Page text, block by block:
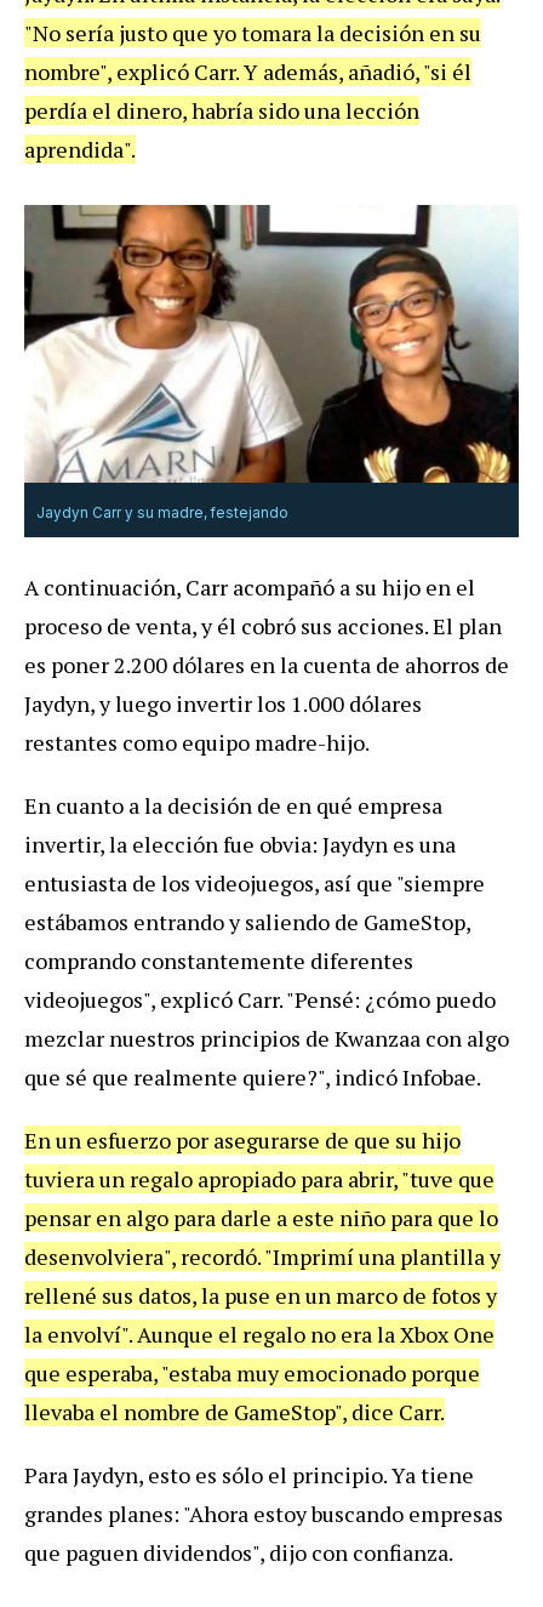
"No sería justo que yo tomara la decisión en su
nombre", explicó Carr. Y además, añadió, "si él
perdía el dinero, habría sido una lección
aprendida".
Jaydyn Carr y su madre, festejando
A continuación, Carr acompañó a su hijo en el
proceso de venta, y él cobró sus acciones. El plan
es poner 2.200 dólares en la cuenta de ahorros de
Jaydyn, y luego invertir los 1.000 dólares
restantes como equipo madre-hijo.
En cuanto a la decisión de en qué empresa
invertir, la elección fue obvia: Jaydyn es una
entusiasta de los videojuegos, así que "siempre
estábamos entrando y saliendo de GameStop,
comprando constantemente diferentes
videojuegos", explicó Carr. "Pensé: ¿cómo puedo
mezclar nuestros principios de Kwanzaa con algo
que sé que realmente quiere?", indicó Infobae.
En un esfuerzo por asegurarse de que su hijo
tuviera un regalo apropiado para abrir, "tuve que
pensar en algo para darle a este niño para que lo
desenvolviera", recordó. "Imprimí una plantilla y
rellené sus datos, la puse en un marco de fotos y
la envolví". Aunque el regalo no era la Xbox One
que esperaba, "estaba muy emocionado porque
llevaba el nombre de GameStop", dice Carr.
Para Jaydyn, esto es sólo el principio. Ya tiene
grandes planes: "Ahora estoy buscando empresas
que paguen dividendos", dijo con confianza.